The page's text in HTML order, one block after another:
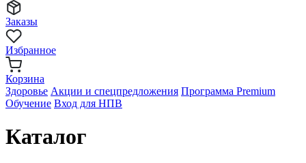
Заказы
Избранное
Корзина
Здоровье Акции и спецпредложения Программа Premium
Обучение Вход для НПВ
Каталог